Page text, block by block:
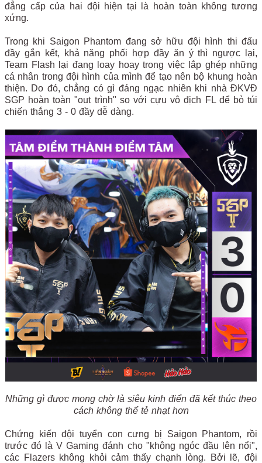
đẳng cấp của hai đội hiện tại là hoàn toàn không tương
xứng.
Trong khi Saigon Phantom đang sở hữu đội hình thi đấu
đầy gắn kết, khả năng phối hợp đầy ăn ý thì ngược lại,
Team Flash lại đang loay hoay trong việc lắp ghép những
cá nhân trong đội hình của mình để tạo nên bộ khung hoàn
thiện. Do đó, chẳng có gì đáng ngạc nhiên khi nhà ĐKVĐ
SGP hoàn toàn "out trình" so với cựu vô địch FL để bỏ túi
chiến thắng 3 - 0 đầy dễ dàng.
Những gì được mong chờ là siêu kinh điển đã kết thúc theo
cách không thể tẻ nhạt hơn
Chứng kiến đội tuyển con cưng bị Saigon Phantom, rồi
trước đó là V Gaming đánh cho "không ngóc đầu lên nổi",
các Flazers không khỏi cảm thấy chạnh lòng. Bởi lẽ, đội